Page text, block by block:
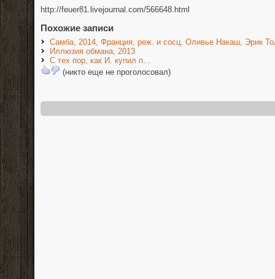
http://feuer81.livejournal.com/566648.html
Похожие записи
Самба, 2014, Франция, реж. и сосц. Оливье Накаш, Эрик
Иллюзия обмана, 2013
С тех пор, как И. купил п…
(никто еще не проголосовал)